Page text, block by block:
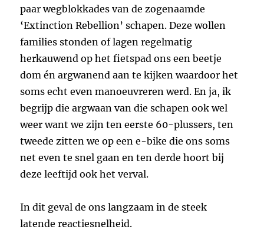
paar wegblokkades van de zogenaamde
‘Extinction Rebellion’ schapen. Deze wollen
families stonden of lagen regelmatig
herkauwend op het fietspad ons een beetje
dom én argwanend aan te kijken waardoor het
soms echt even manoeuvreren werd. En ja, ik
begrijp die argwaan van die schapen ook wel
weer want we zijn ten eerste 60-plussers, ten
tweede zitten we op een e-bike die ons soms
net even te snel gaan en ten derde hoort bij
deze leeftijd ook het verval.
In dit geval de ons langzaam in de steek
latende reactiesnelheid.